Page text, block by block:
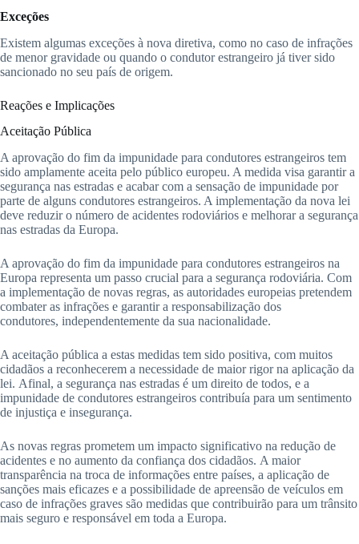
Exceções
Existem algumas exceções à nova diretiva, como no caso de infrações
de menor gravidade ou quando o condutor estrangeiro já tiver sido
sancionado no seu país de origem.
Reações e Implicações
Aceitação Pública
A aprovação do fim da impunidade para condutores estrangeiros tem
sido amplamente aceita pelo público europeu. A medida visa garantir a
segurança nas estradas e acabar com a sensação de impunidade por
parte de alguns condutores estrangeiros. A implementação da nova lei
deve reduzir o número de acidentes rodoviários e melhorar a segurança
nas estradas da Europa.
A aprovação do fim da impunidade para condutores estrangeiros na
Europa representa um passo crucial para a segurança rodoviária. Com
a implementação de novas regras, as autoridades europeias pretendem
combater as infrações e garantir a responsabilização dos
condutores, independentemente da sua nacionalidade.
A aceitação pública a estas medidas tem sido positiva, com muitos
cidadãos a reconhecerem a necessidade de maior rigor na aplicação da
lei. Afinal, a segurança nas estradas é um direito de todos, e a
impunidade de condutores estrangeiros contribuía para um sentimento
de injustiça e insegurança.
As novas regras prometem um impacto significativo na redução de
acidentes e no aumento da confiança dos cidadãos. A maior
transparência na troca de informações entre países, a aplicação de
sanções mais eficazes e a possibilidade de apreensão de veículos em
caso de infrações graves são medidas que contribuirão para um trânsito
mais seguro e responsável em toda a Europa.